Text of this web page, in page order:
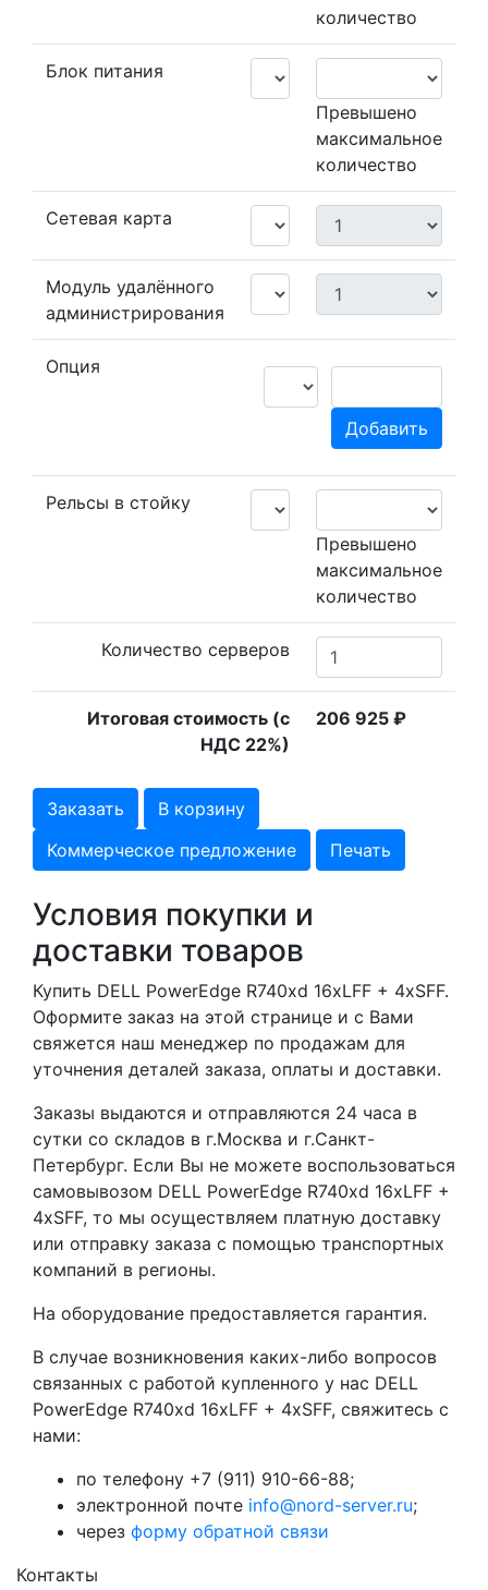
количество
Блок питания
Превышено
максимальное
количество
Сетевая карта
Модуль удалённого
администрирования
Опция
Добавить
Рельсы в стойку
Превышено
максимальное
количество
Количество серверов
Итоговая стоимость (с
НДС 22%)
206 925 ₽
Заказать
В корзину
Коммерческое предложение
Печать
Условия покупки и
доставки товаров
Купить DELL PowerEdge R740xd 16xLFF + 4xSFF.
Оформите заказ на этой странице и с Вами
свяжется наш менеджер по продажам для
уточнения деталей заказа, оплаты и доставки.
Заказы выдаются и отправляются 24 часа в
сутки со складов в г.Москва и г.Санкт-
Петербург. Если Вы не можете воспользоваться
самовывозом DELL PowerEdge R740xd 16xLFF +
4xSFF, то мы осуществляем платную доставку
или отправку заказа с помощью транспортных
компаний в регионы.
На оборудование предоставляется гарантия.
В случае возникновения каких-либо вопросов
связанных с работой купленного у нас DELL
PowerEdge R740xd 16xLFF + 4xSFF, свяжитесь с
нами:
по телефону +7 (911) 910-66-88;
электронной почте info@nord-server.ru;
через форму обратной связи
Контакты